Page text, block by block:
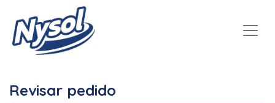
Revisar pedido